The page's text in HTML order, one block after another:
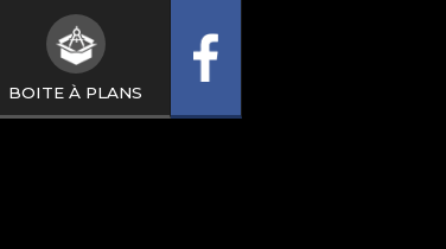
BOITE À PLANS